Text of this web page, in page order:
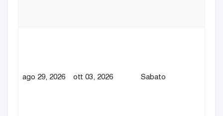
ago 29, 2026 ott 03, 2026 Sabato